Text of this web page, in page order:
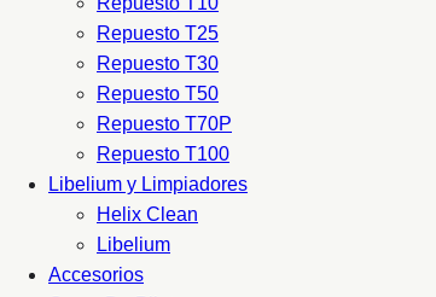
Repuesto T25
Repuesto T30
Repuesto T50
Repuesto T70P
Repuesto T100
Libelium y Limpiadores
Helix Clean
Libelium
Accesorios